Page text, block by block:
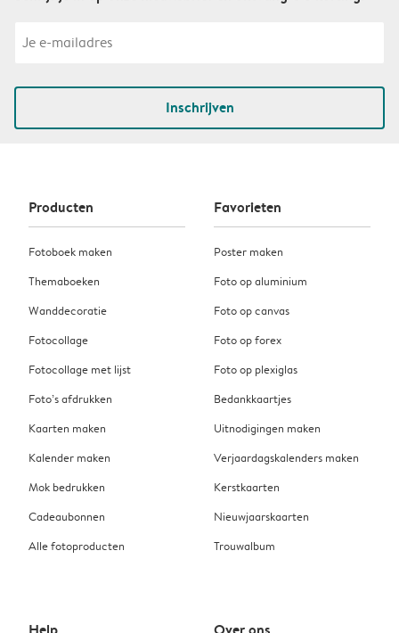
Inschrijven
Producten
Fotoboek maken
Themaboeken
Wanddecoratie
Fotocollage
Fotocollage met lijst
Foto’s afdrukken
Kaarten maken
Kalender maken
Mok bedrukken
Cadeaubonnen
Alle fotoproducten
Favorieten
Poster maken
Foto op aluminium
Foto op canvas
Foto op forex
Foto op plexiglas
Bedankkaartjes
Uitnodigingen maken
Verjaardagskalenders maken
Kerstkaarten
Nieuwjaarskaarten
Trouwalbum